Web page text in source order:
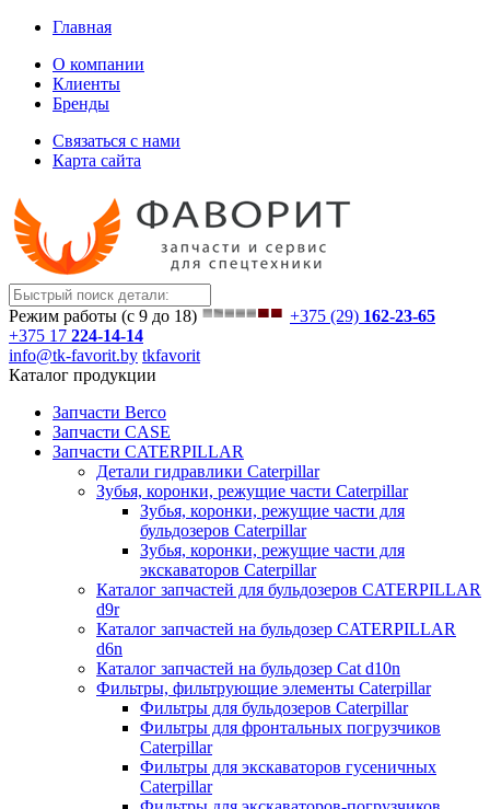
Главная
О компании
Клиенты
Бренды
Связаться с нами
Карта сайта
Режим работы (с 9 до 18) +375 (29) 162-23-65
+375 17 224-14-14
info@tk-favorit.by tkfavorit
Каталог продукции
Запчасти Berco
Запчасти CASE
Запчасти CATERPILLAR
Детали гидравлики Caterpillar
Зубья, коронки, режущие части Caterpillar
Зубья, коронки, режущие части для
бульдозеров Caterpillar
Зубья, коронки, режущие части для
экскаваторов Caterpillar
Каталог запчастей для бульдозеров CATERPILLAR
d9r
Каталог запчастей на бульдозер CATERPILLAR
d6n
Каталог запчастей на бульдозер Сat d10n
Фильтры, фильтрующие элементы Caterpillar
Фильтры для бульдозеров Caterpillar
Фильтры для фронтальных погрузчиков
Caterpillar
Фильтры для экскаваторов гусеничных
Caterpillar